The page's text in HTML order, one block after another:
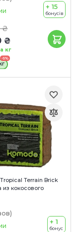
₴
₴
кг
+ 15
бонусів
-5%
Tropical Terrain Brick
из кокосового
)
+ 1
бонус